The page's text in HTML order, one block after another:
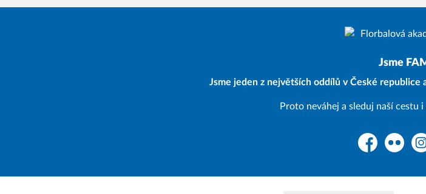
Jsme
Jsme jeden z největších oddílů v České republice
Proto neváhej a sleduj naší cestu
FacebookFlickr